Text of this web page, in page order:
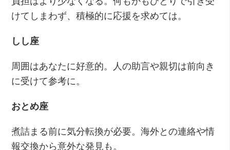
けてしまわず、積極的に応援を求めては。
しし座
周囲はあなたに好意的。人の助言や親切は前向き
に受けて参考に。
おとめ座
煮詰まる前に気分転換が必要。海外との連絡や情
報交換から意外な発見も。